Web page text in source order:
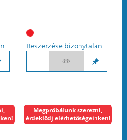
Beszerzése bizonytalan
Megpróbálunk szerezni,
érdeklődj elérhetőségeinken!